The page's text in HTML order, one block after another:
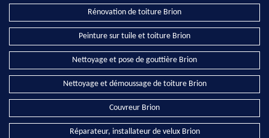
Rénovation de toiture Brion
Peinture sur tuile et toiture Brion
Nettoyage et pose de gouttière Brion
Nettoyage et démoussage de toiture Brion
Couvreur Brion
Réparateur, installateur de velux Brion